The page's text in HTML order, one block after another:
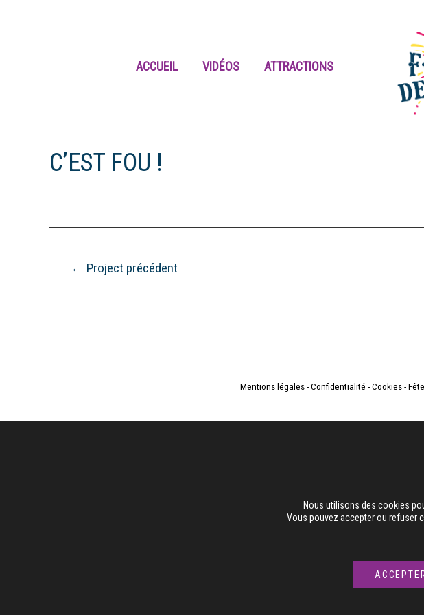
ACCUEIL
VIDÉOS ATTRACTIONS
C’EST FOU !
Navigation
← Project précédent
Mentions légales- Confidentialité - Cookies-
Nous utilisons des cookies
Vous pouvez accepter ou refuser